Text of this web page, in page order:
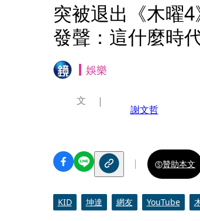
突被退出《木曜
發聲：這什麼時
娛樂
文
謝文哲
贊助本文
KID 坤達 網友 YouTube